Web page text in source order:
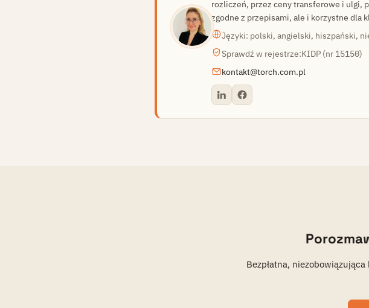
AK
rozliczeń, przez ceny transferowe i ulgi,
zgodne z przepisami, ale i korzystne dla
Języki: polski, angielski, hiszpański,
Sprawdź w rejestrze:KIDP (nr 15150)
kontakt@torch.com.pl
Bezpłatna,